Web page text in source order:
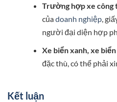
Trường hợp xe công
củadoanh nghiệp,
người đại diện hợp
Xe biển xanh, xe
đặc thù, có thể phải
Kết luận